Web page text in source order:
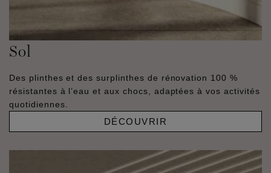
Sol
Des plinthes et des surplinthes de rénovation 100 %
résistantes à l’eau et aux chocs, adaptées à vos activités
quotidiennes.
DÉCOUVRIR